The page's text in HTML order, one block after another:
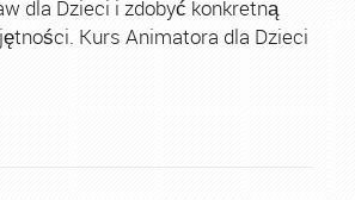
dla Dzieci i zdobyć konkretną
Kurs Animatora dla Dzieci